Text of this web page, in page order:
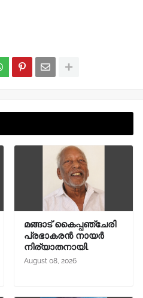
മങ്ങാട്‌ കൈപ്പഞ്ചേരി
പ്രഭാകരന്‍ നായർ
നിര്യാതനായി.
August 08, 2026